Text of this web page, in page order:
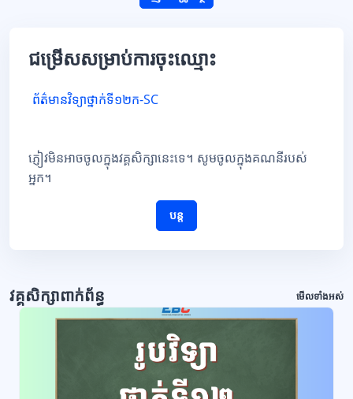
ជម្រើសសម្រាប់ការចុះឈ្មោះ
ព័ត៌មានវិទ្យាថ្នាក់ទី១២ក-SC
ភ្ញៀវមិនអាចចូលក្នុងវគ្គសិក្សានេះទេ។ សូមចូលក្នុងគណនីរបស់
អ្នក។
បន្ត
វគ្គសិក្សាពាក់ព័ន្ធ មើលទាំងអស់